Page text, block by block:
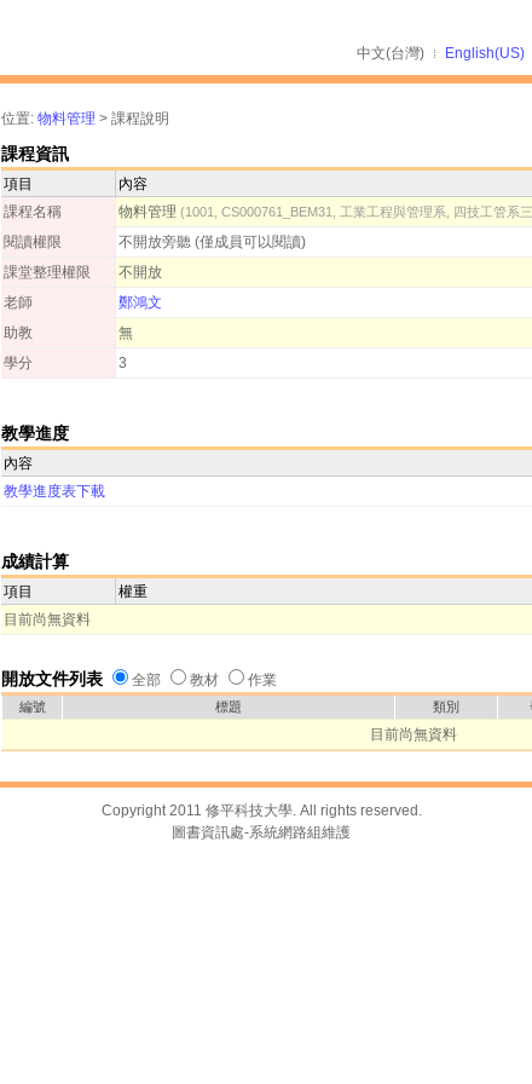
中文(台灣)
English(US)
位置: 物料管理 > 課程說明
課程資訊
項目
內容
課程名稱
物料管理 (1001, CS000761_BEM31, 工業工程與管理系, 四技工管系
閱讀權限
不開放旁聽 (僅成員可以閱讀)
課堂整理權限
不開放
老師
鄭鴻文
助教
無
學分
3
教學進度
內容
教學進度表下載
成績計算
項目
權重
目前尚無資料
開放文件列表 全部 教材 作業
編號 標題 類別
目前尚無資料
Copyright 2011 修平科技大學. All rights reserved.
圖書資訊處-系統網路組維護